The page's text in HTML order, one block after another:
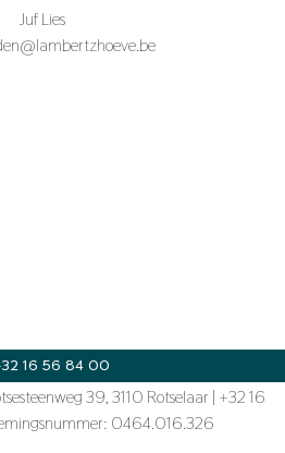
Juf Lies
16 56 84 00
2, 3150 TILDONK
39, 3110 Rotselaar | +32 16
0464.016.326